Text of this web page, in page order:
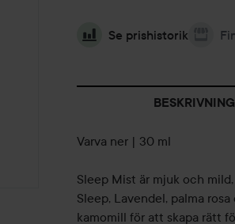
Se prishistorik
BESKRIVNING
Varva ner | 30 ml
Sleep Mist är mjuk och
Sleep, Lavendel, palma
kamomill för att skapa rätt